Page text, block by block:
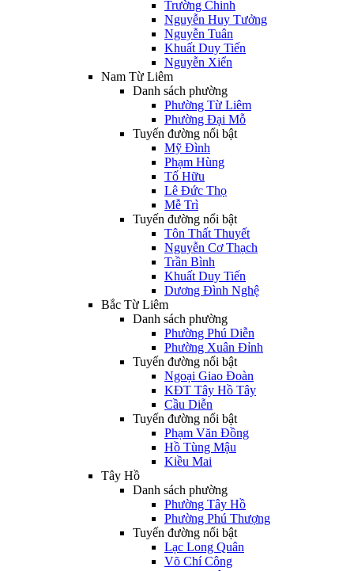
Trường Chinh
Nguyễn Huy Tưởng
Nguyễn Tuân
Khuất Duy Tiến
Nguyễn Xiển
Nam Từ Liêm
Danh sách phường
Phường Từ Liêm
Phường Đại Mỗ
Tuyến đường nổi bật
Mỹ Đình
Phạm Hùng
Tố Hữu
Lê Đức Thọ
Mễ Trì
Tuyến đường nổi bật
Tôn Thất Thuyết
Nguyễn Cơ Thạch
Trần Bình
Khuất Duy Tiến
Dương Đình Nghệ
Bắc Từ Liêm
Danh sách phường
Phường Phú Diễn
Phường Xuân Đỉnh
Tuyến đường nổi bật
Ngoại Giao Đoàn
KĐT Tây Hồ Tây
Cầu Diễn
Tuyến đường nổi bật
Phạm Văn Đồng
Hồ Tùng Mậu
Kiều Mai
Tây Hồ
Danh sách phường
Phường Tây Hồ
Phường Phú Thượng
Tuyến đường nổi bật
Lạc Long Quân
Võ Chí Công